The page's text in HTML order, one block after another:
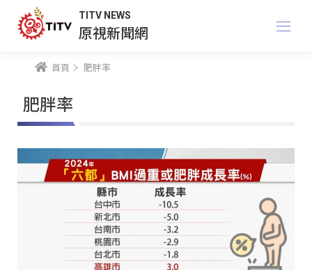
TITV NEWS
原視新聞網
首頁 肥胖率
肥胖率